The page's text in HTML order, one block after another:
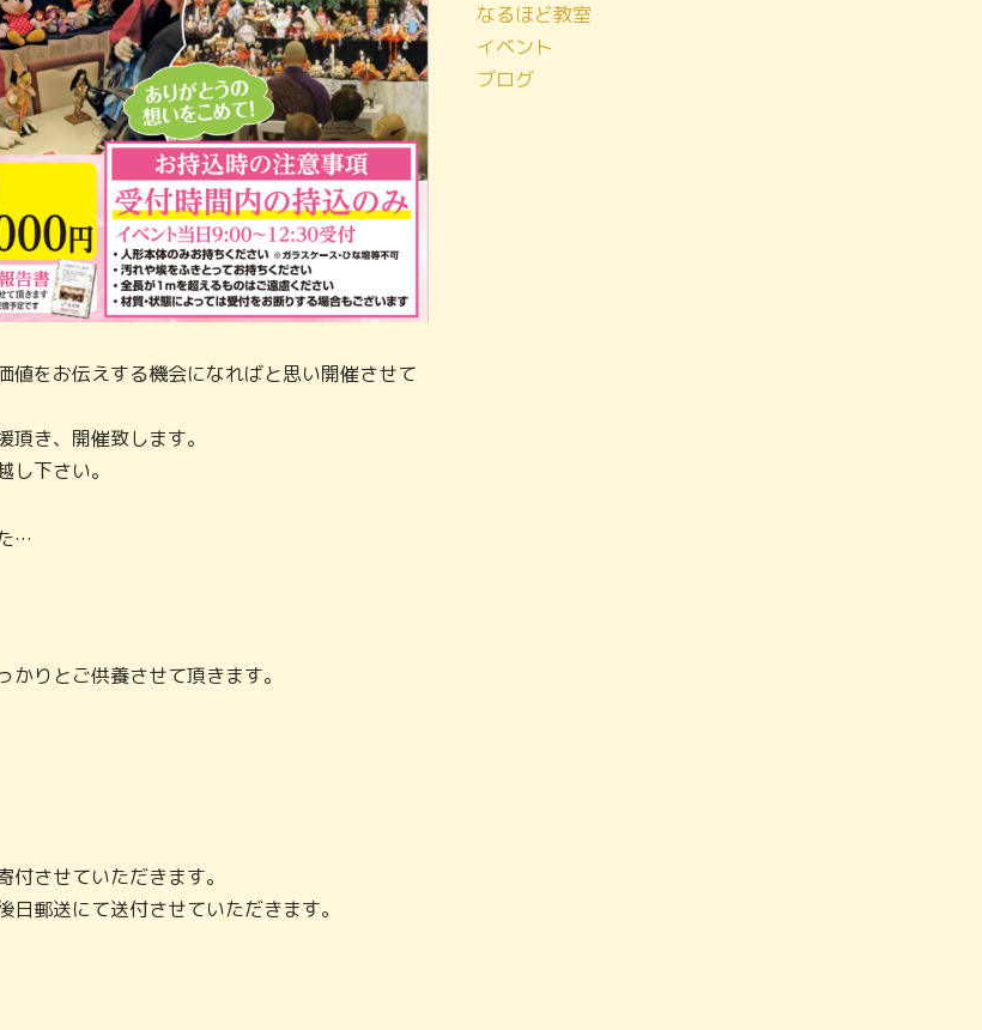
値をお伝えする機会になればと思い開催させて
き、開催致します。
下さい。
…
りとご供養させて頂きます。
させていただきます。
郵送にて送付させていただきます。
なるほど教室
イベント
ブログ